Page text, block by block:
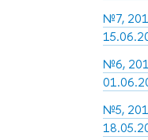
№7,
№6,
№5,